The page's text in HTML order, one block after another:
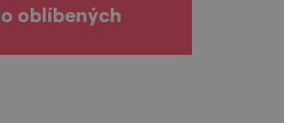
oblíbených